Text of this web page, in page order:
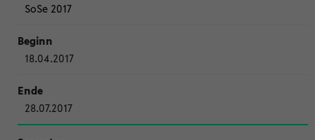
SoSe 2017
18.04.2017
28.07.2017